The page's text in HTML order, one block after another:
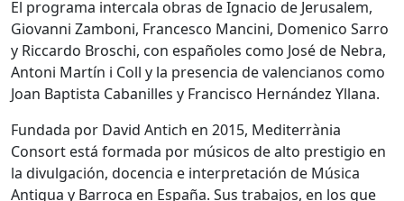
El programa intercala obras de Ignacio de Jerusalem,
Giovanni Zamboni, Francesco Mancini, Domenico Sarro
y Riccardo Broschi, con españoles como José de Nebra,
Antoni Martín i Coll y la presencia de valencianos como
Joan Baptista Cabanilles y Francisco Hernández Yllana.
Fundada por David Antich en 2015, Mediterrània
Consort está formada por músicos de alto prestigio en
la divulgación, docencia e interpretación de Música
Antigua y Barroca en España. Sus trabajos, en los que